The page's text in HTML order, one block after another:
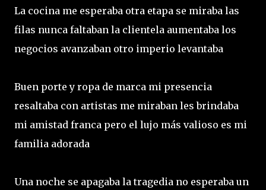
La cocina me esperaba otra etapa se miraba las
filas nunca faltaban la clientela aumentaba los
negocios avanzaban otro imperio levantaba
Buen porte y ropa de marca mi presencia
resaltaba con artistas me miraban les brindaba
mi amistad franca pero el lujo más valioso es mi
familia adorada
Una noche se apagaba la tragedia no esperaba un